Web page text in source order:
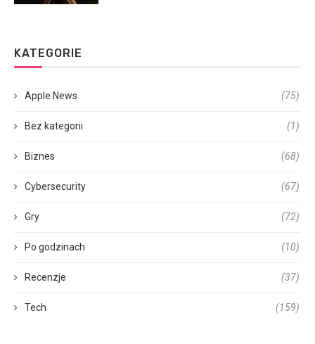
KATEGORIE
Apple News (75)
Bez kategorii (1)
Biznes (68)
Cybersecurity (67)
Gry (72)
Po godzinach (10)
Recenzje (37)
Tech (159)